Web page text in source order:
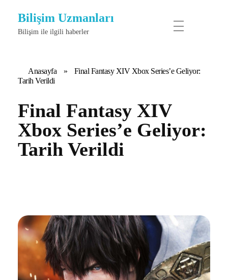
Bilişim Uzmanları
Bilişim ile ilgili haberler
Anasayfa »
Final Fantasy XIV Xbox Series’e Geliyor:
Tarih Verildi
Final Fantasy XIV
Xbox Series’e Geliyor:
Tarih Verildi